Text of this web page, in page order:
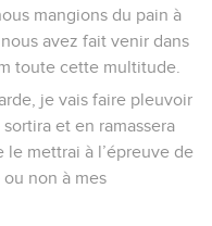
mangions du pain à
avez fait venir dans
toute cette multitude.
je vais faire pleuvoir
et en ramassera
le mettrai à l’épreuve de
ou non à mes